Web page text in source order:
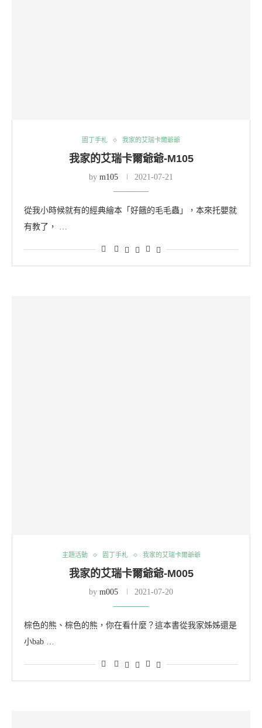
園丁手札 我家的艾瑞卡爾爺爺
我家的艾瑞卡爾爺爺-M105
by m105 2021-07-21
從我小時候就有的經典繪本「好餓的毛毛蟲」，本來托嬰就
有教了， …
主題活動 園丁手札 我家的艾瑞卡爾爺爺
我家的艾瑞卡爾爺爺-M005
by m005 2021-07-20
棕色的熊、棕色的熊，你在看什麼？這本書從我家姊姊還是
小bab …